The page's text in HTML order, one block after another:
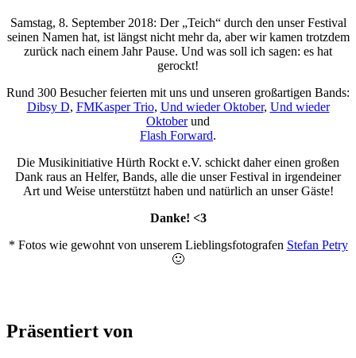
Samstag, 8. September 2018: Der „Teich“ durch den unser Festival
seinen Namen hat, ist längst nicht mehr da, aber wir kamen trotzdem
zurück nach einem Jahr Pause. Und was soll ich sagen: es hat
gerockt!
Rund 300 Besucher feierten mit uns und unseren großartigen Bands:
Dibsy D, FMKasper Trio, Und wieder Oktober, Und wieder
Oktoberund
Flash Forward.
Die Musikinitiative Hürth Rockt e.V. schickt daher einen großen
Dank raus an Helfer, Bands, alle die unser Festival in irgendeiner
Art und Weise unterstützt haben und natürlich an unser Gäste!
Danke! <3
* Fotos wie gewohnt von unserem Lieblingsfotografen Stefan Petry
🙂
Präsentiert von